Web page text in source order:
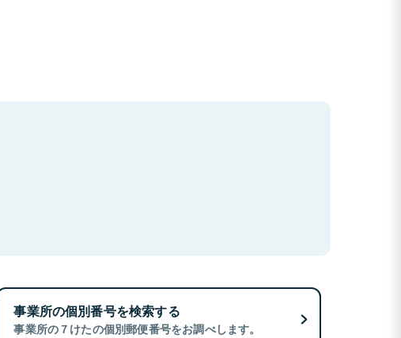
事業所の個別番号を検索する
事業所の７けたの個別郵便番号をお調べします。